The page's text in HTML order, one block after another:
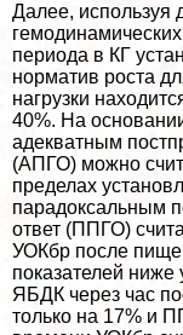
Далее, используя
периода в КГ
норматив роста
нагрузки
40%. На
адекватным
(АПГО) можно
пределах
парадоксальным
ответ (ППГО)
УОКбр после
показателей
ЯБДК через час
только на 17% и